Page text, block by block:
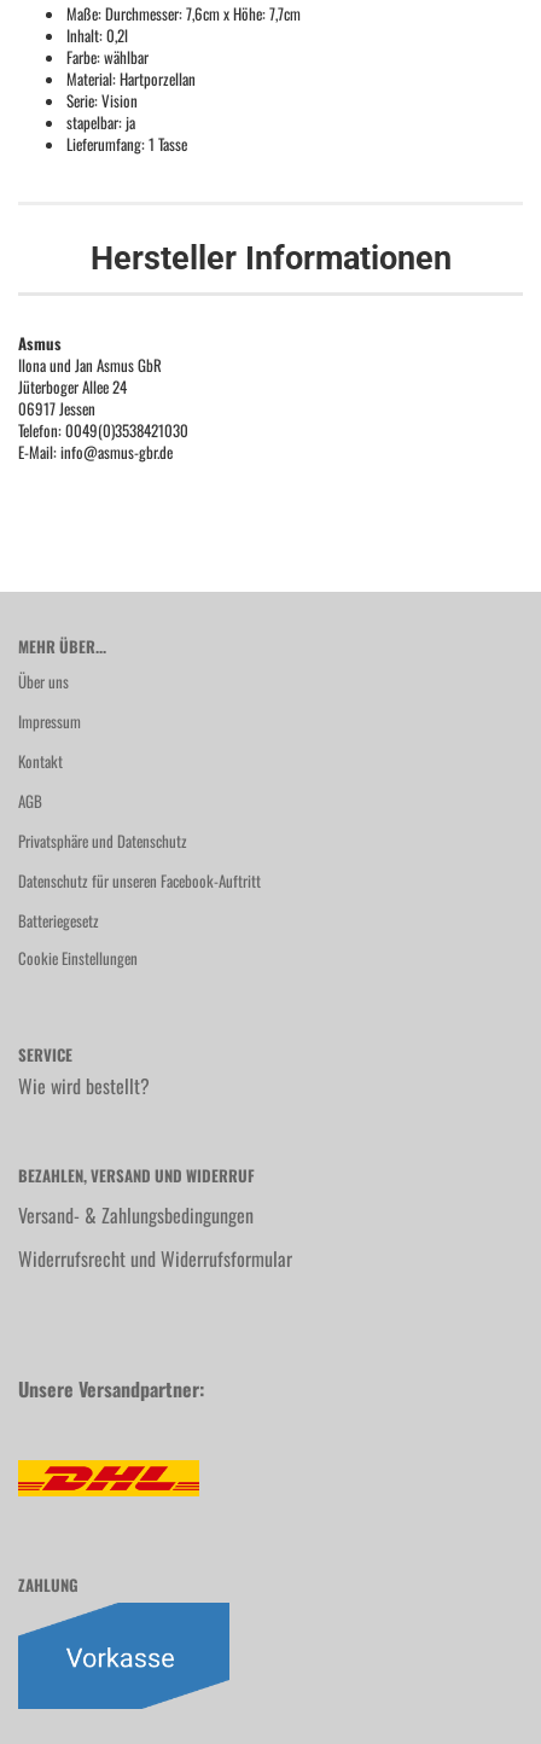
Maße: Durchmesser: 7,6cm x Höhe: 7,7cm
Inhalt: 0,2l
Farbe: wählbar
Material: Hartporzellan
Serie: Vision
stapelbar: ja
Lieferumfang: 1 Tasse
Hersteller Informationen
Asmus
Ilona und Jan Asmus GbR
Jüterboger Allee 24
06917 Jessen
Telefon: 0049(0)3538421030
E-Mail: info@asmus-gbr.de
MEHR ÜBER...
Über uns
Impressum
Kontakt
AGB
Privatsphäre und Datenschutz
Datenschutz für unseren Facebook-Auftritt
Batteriegesetz
Cookie Einstellungen
SERVICE
Wie wird bestellt?
BEZAHLEN, VERSAND UND WIDERRUF
Versand- & Zahlungsbedingungen
Widerrufsrecht und Widerrufsformular
Unsere Versandpartner:
ZAHLUNG